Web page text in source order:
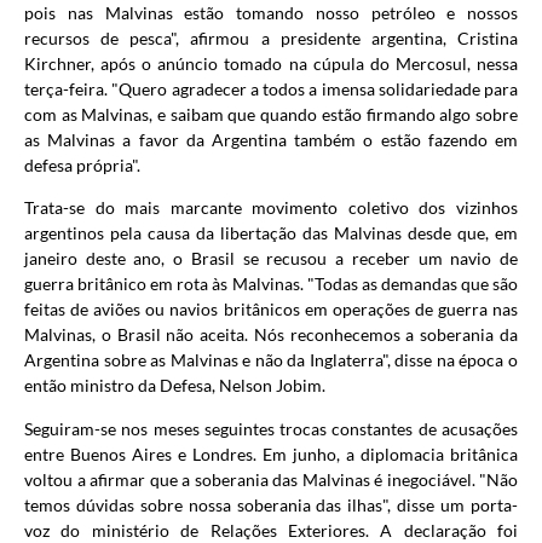
pois nas Malvinas estão tomando nosso petróleo e nossos
recursos de pesca", afirmou a presidente argentina, Cristina
Kirchner, após o anúncio tomado na cúpula do Mercosul, nessa
terça-feira. "Quero agradecer a todos a imensa solidariedade para
com as Malvinas, e saibam que quando estão firmando algo sobre
as Malvinas a favor da Argentina também o estão fazendo em
defesa própria".
Trata-se do mais marcante movimento coletivo dos vizinhos
argentinos pela causa da libertação das Malvinas desde que, em
janeiro deste ano, o Brasil se recusou a receber um navio de
guerra britânico em rota às Malvinas. "Todas as demandas que são
feitas de aviões ou navios britânicos em operações de guerra nas
Malvinas, o Brasil não aceita. Nós reconhecemos a soberania da
Argentina sobre as Malvinas e não da Inglaterra", disse na época o
então ministro da Defesa, Nelson Jobim.
Seguiram-se nos meses seguintes trocas constantes de acusações
entre Buenos Aires e Londres. Em junho, a diplomacia britânica
voltou a afirmar que a soberania das Malvinas é inegociável. "Não
temos dúvidas sobre nossa soberania das ilhas", disse um porta-
voz do ministério de Relações Exteriores. A declaração foi